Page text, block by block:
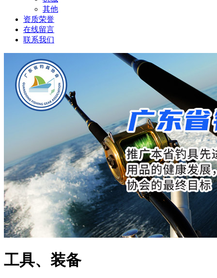
其他
资质荣誉
在线留言
联系我们
工具、装备